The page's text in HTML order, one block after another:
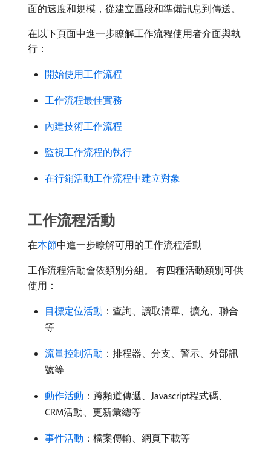
面的速度和規模，從建立區段和準備訊息到傳送。
在以下頁面中進一步瞭解工作流程使用者介面與執
行：
開始使用工作流程
工作流程最佳實務
內建技術工作流程
監視工作流程的執行
在行銷活動工作流程中建立對象
工作流程活動
在本節中進一步瞭解可用的工作流程活動
工作流程活動會依類別分組。 有四種活動類別可供
使用：
目標定位活動 ：查詢、讀取清單、擴充、聯合
等
流量控制活動 ：排程器、分支、警示、外部訊
號等
動作活動 ：跨頻道傳遞、Javascript程式碼、
CRM活動、更新彙總等
事件活動 ：檔案傳輸、網頁下載等